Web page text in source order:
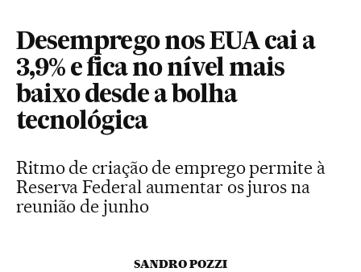
Desemprego nos EUA cai a
3,9% e fica no nível mais
baixo desde a bolha
tecnológica
Ritmo de criação de emprego permite à
Reserva Federal aumentar os juros na
reunião de junho
SANDRO POZZI